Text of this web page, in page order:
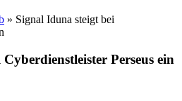
» Signal Iduna steigt bei
Perseus ein